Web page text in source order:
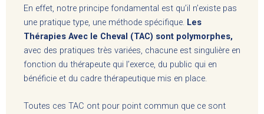
En effet, notre principe fondamental est qu’il n’existe pas
une pratique type, une méthode spécifique. Les
Thérapies Avec le Cheval (TAC) sont polymorphes,
avec des pratiques très variées, chacune est singulière en
fonction du thérapeute qui l’exerce, du public qui en
bénéficie et du cadre thérapeutique mis en place.
Toutes ces TAC ont pour point commun que ce sont